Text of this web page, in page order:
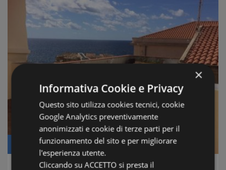
Prezzo: € 250.000
×
Informativa Cookie e Privacy
Questo sito utilizza cookies tecnici, cookie
Google Analytics preventivamente
anonimizzati e cookie di terze parti per il
funzionamento del sito e per migliorare
l'esperienza utente.
Cliccando su ACCETTO si presta il